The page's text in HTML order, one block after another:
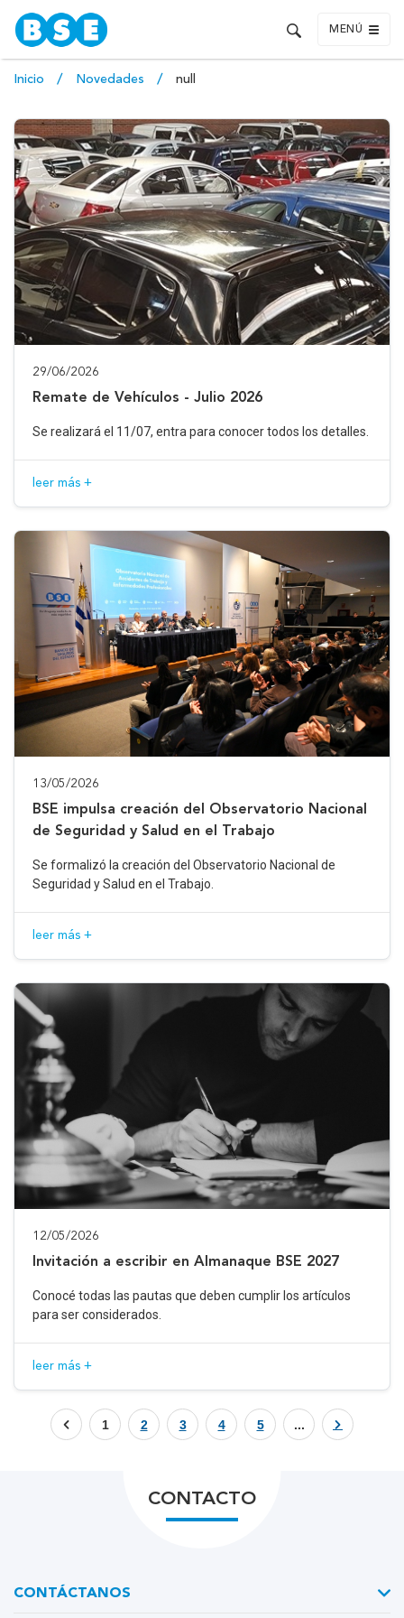
MENÚ
Inicio Novedades null
29/06/2026
Remate de Vehículos - Julio 2026
Se realizará el 11/07, entra para conocer todos los detalles.
leer más +
13/05/2026
BSE impulsa creación del Observatorio Nacional
de Seguridad y Salud en el Trabajo
Se formalizó la creación del Observatorio Nacional de
Seguridad y Salud en el Trabajo.
leer más +
12/05/2026
Invitación a escribir en Almanaque BSE 2027
Conocé todas las pautas que deben cumplir los artículos
para ser considerados.
leer más +
1 2 3 4 5 ...
CONTACTO
CONTÁCTANOS